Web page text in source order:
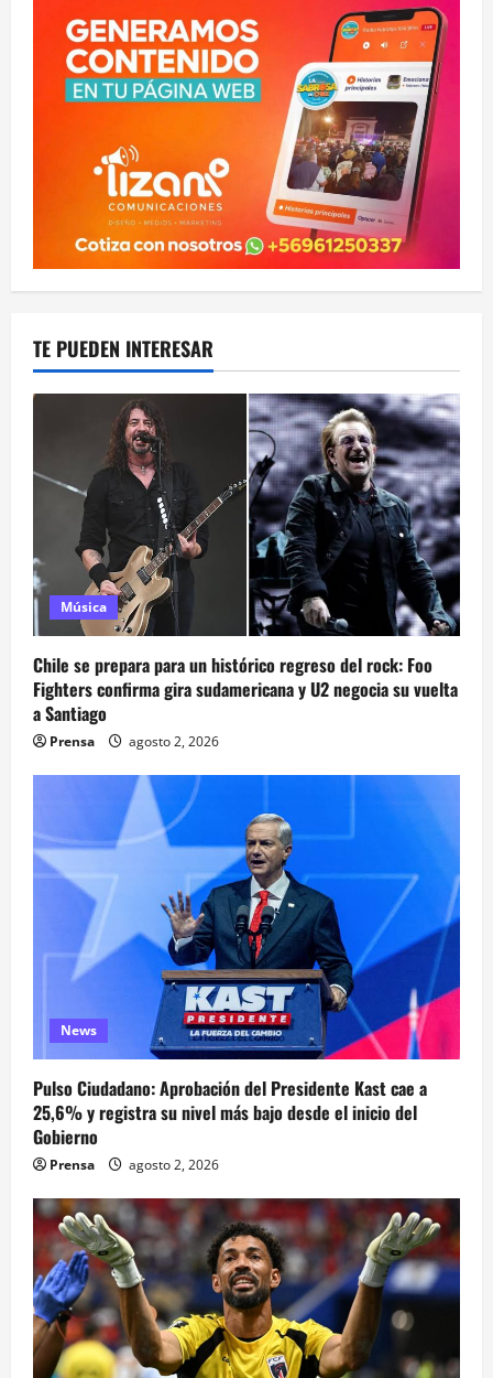
TE PUEDEN INTERESAR
Música
Chile se prepara para un histórico regreso del rock: Foo
Fighters confirma gira sudamericana y U2 negocia su vuelta
a Santiago
Prensa agosto 2, 2026
News
Pulso Ciudadano: Aprobación del Presidente Kast cae a
25,6% y registra su nivel más bajo desde el inicio del
Gobierno
Prensa agosto 2, 2026